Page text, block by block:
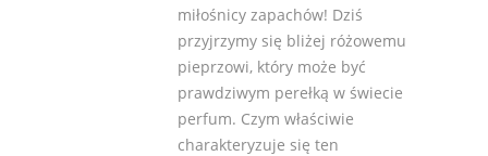
miłośnicy zapachów! Dziś
przyjrzymy się bliżej różowemu
pieprzowi, który może być
prawdziwym perełką w świecie
perfum. Czym właściwie
charakteryzuje się ten